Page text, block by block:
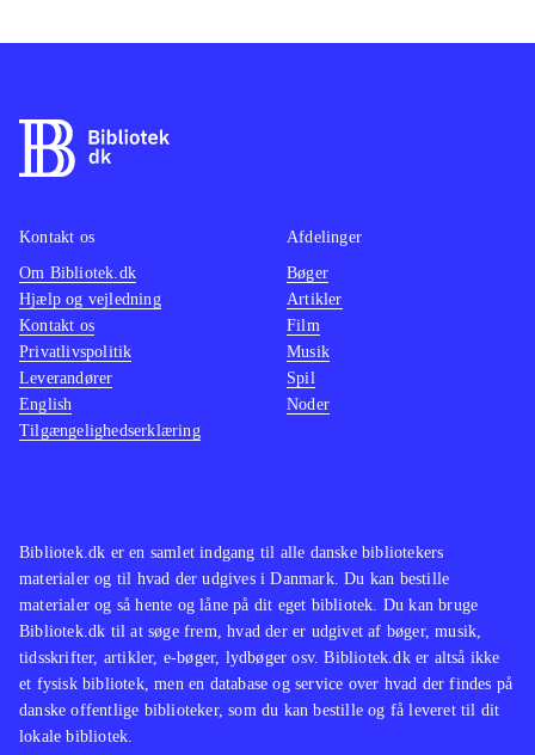
Bibliotek.dk er en samlet indgang til alle danske bibliotekers
materialer og til hvad der udgives i Danmark. Du kan bestille
materialer og så hente og låne på dit eget bibliotek. Du kan bruge
Bibliotek.dk til at søge frem, hvad der er udgivet af bøger, musik,
tidsskrifter, artikler, e-bøger, lydbøger osv. Bibliotek.dk er altså ikke
et fysisk bibliotek, men en database og service over hvad der findes på
danske offentlige biblioteker, som du kan bestille og få leveret til dit
lokale bibliotek.
Kontakt os
Om Bibliotek.dk
Hjælp og vejledning
Kontakt os
Privatlivspolitik
Leverandører
English
Tilgængelighedserklæring
Afdelinger
Bøger
Artikler
Film
Musik
Spil
Noder